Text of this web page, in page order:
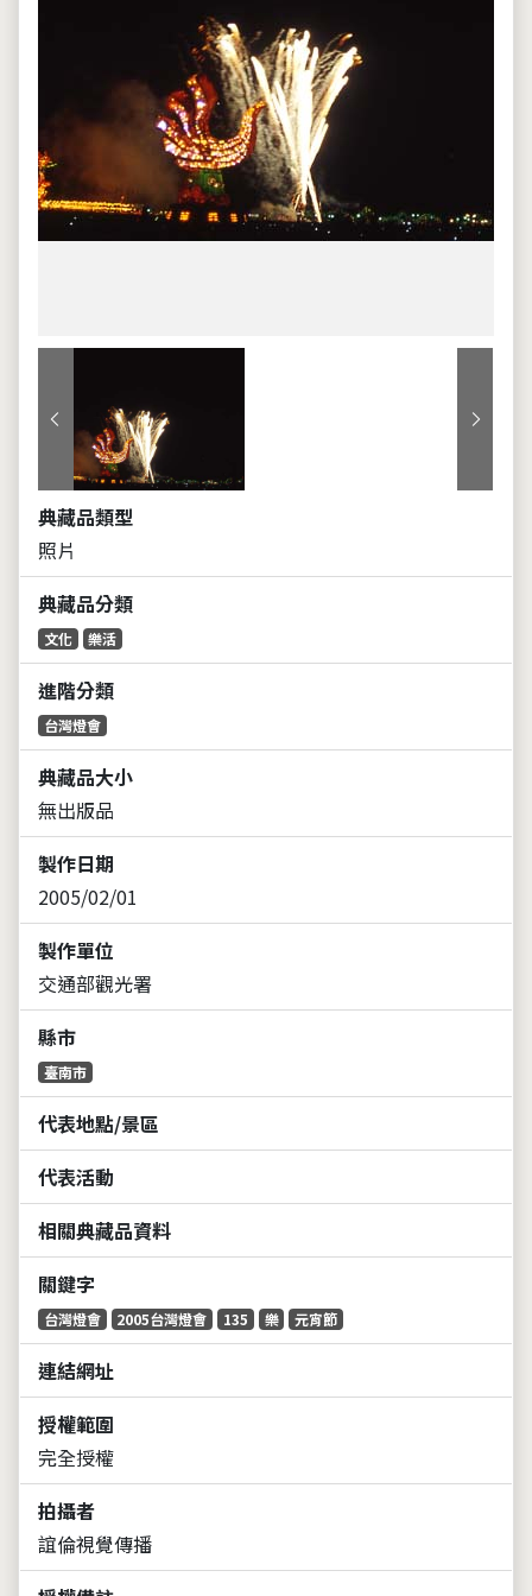
上一張 下一張
典藏品類型
照片
典藏品分類
文化 樂活
進階分類
台灣燈會
典藏品大小
無出版品
製作日期
2005/02/01
製作單位
交通部觀光署
縣市
臺南市
代表地點/景區
代表活動
相關典藏品資料
關鍵字
台灣燈會 2005台灣燈會 135 樂 元宵節
連結網址
授權範圍
完全授權
拍攝者
誼倫視覺傳播